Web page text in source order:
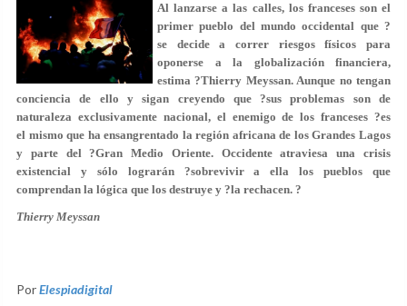
Al lanzarse a las calles, los franceses son el
primer pueblo del mundo occidental que ?
se decide a correr riesgos físicos para
oponerse a la globalización financiera,
estima ?Thierry Meyssan. Aunque no tengan
conciencia de ello y sigan creyendo que ?sus problemas son de
naturaleza exclusivamente nacional, el enemigo de los franceses ?es
el mismo que ha ensangrentado la región africana de los Grandes Lagos
y parte del ?Gran Medio Oriente. Occidente atraviesa una crisis
existencial y sólo lograrán ?sobrevivir a ella los pueblos que
comprendan la lógica que los destruye y ?la rechacen. ?
Thierry Meyssan
PorElespiadigital